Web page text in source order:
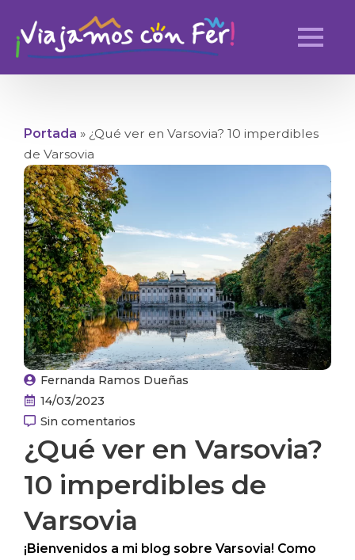
Portada » ¿Qué ver en Varsovia? 10 imperdibles
de Varsovia
Fernanda Ramos Dueñas
14/03/2023
Sin comentarios
¿Qué ver en Varsovia?
10 imperdibles de
Varsovia
¡Bienvenidos a mi blog sobre Varsovia! Como